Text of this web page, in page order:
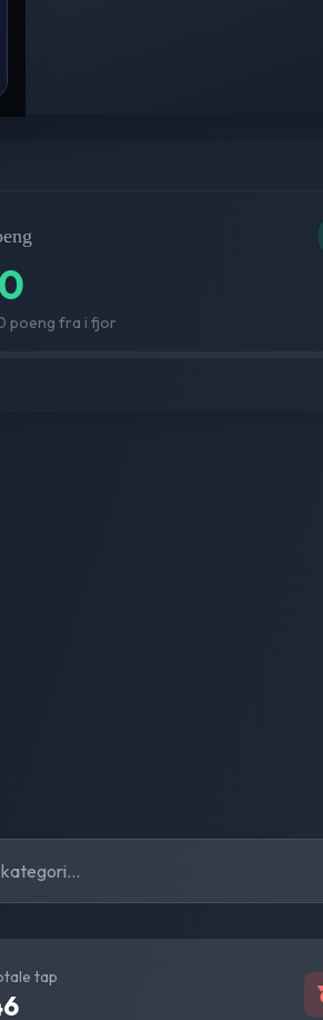
poeng fra i fjor
tap